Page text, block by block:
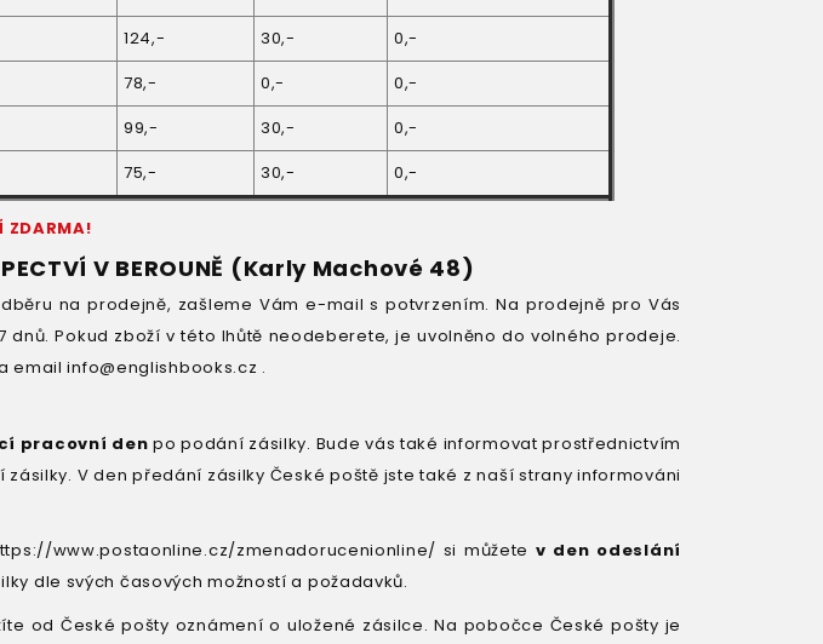
124,- 30,-
0,-
78,- 0,-
0,-
99,- 30,-
0,-
75,- 30,- 0,-
ZDARMA!
V BEROUNĚ (Karly Machové 48)
na prodejně, zašleme Vám e-mail s potvrzením. Na prodejně pro Vás
Pokud zboží v této lhůtě neodeberete, je uvolněno do volného prodeje.
email info@englishbooks.cz .
pracovní den po podání zásilky. Bude vás také informovat prostřednictvím
V den předání zásilky České poště jste také z naší strany informováni
www.postaonline.cz/zmenadorucenionline/ si můžete v den odeslání
dle svých časových možností a požadavků.
od České pošty oznámení o uložené zásilce. Na pobočce České pošty je